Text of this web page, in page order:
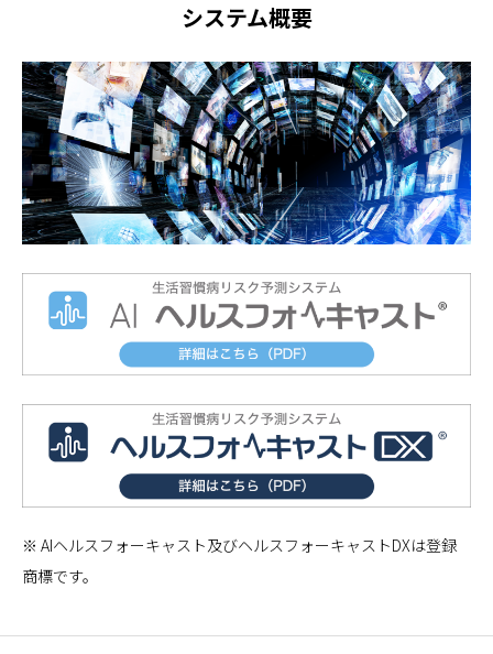
システム概要
※ AIヘルスフォーキャスト及びヘルスフォーキャストDXは登録
商標です。